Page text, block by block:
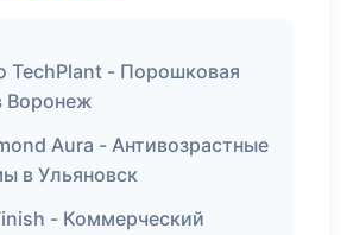
TechPlant - Порошковая
Воронеж
Aura - Антивозрастные
в Ульяновск
- Коммерческий